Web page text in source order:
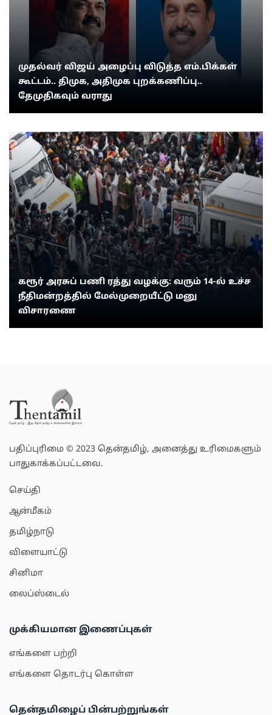
முதல்வர் விஜய் அழைப்பு விடுத்த எம்.பிக்கள்
கூட்டம்.. திமுக, அதிமுக புறக்கணிப்பு..
தேமுதிகவும் வராது
கரூர் அரசுப் பணி ரத்து வழக்கு: வரும் 14-ல் உச்ச
நீதிமன்றத்தில் மேல்முறையீட்டு மனு
விசாரணை
பதிப்புரிமை © 2023 தென்தமிழ், அனைத்து உரிமைகளும்
பாதுகாக்கப்பட்டவை.
செய்தி
ஆன்மீகம்
தமிழ்நாடு
விளையாட்டு
சினிமா
லைப்ஸ்டைல்
முக்கியமான இணைப்புகள்
எங்களை பற்றி
எங்களை தொடர்பு கொள்ள
தென்தமிழைப் பின்பற்றுங்கள்